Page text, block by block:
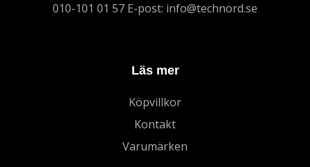
010-101 01 57 E-post: info@technord.se
Läs mer
Köpvillkor
Kontakt
Varumärken